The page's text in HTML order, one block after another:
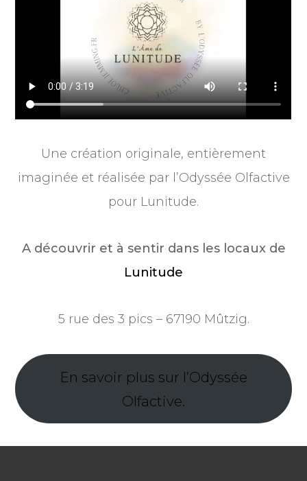
Une création originale, entièrement
imaginée et réalisée par l’Odyssée Olfactive
pour Lunitude.
A découvrir et à sentir dans les locaux de
Lunitude
5 rue des 3 pics – 67190 Mûtzig.
En savoir plus sur l’Odyssée
Olfactive.